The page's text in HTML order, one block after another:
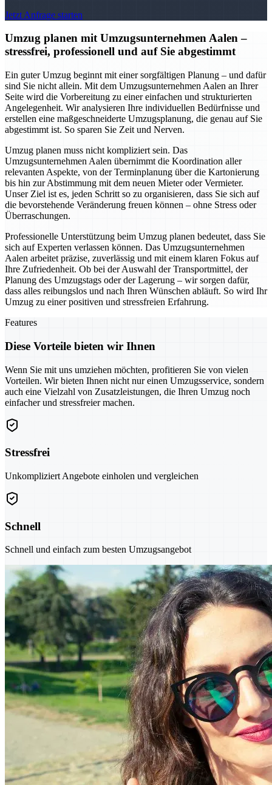
Jetzt Anfrage starten
Umzug planen mit Umzugsunternehmen Aalen –
stressfrei, professionell und auf Sie abgestimmt
Ein guter Umzug beginnt mit einer sorgfältigen Planung – und dafür
sind Sie nicht allein. Mit dem Umzugsunternehmen Aalen an Ihrer
Seite wird die Vorbereitung zu einer einfachen und strukturierten
Angelegenheit. Wir analysieren Ihre individuellen Bedürfnisse und
erstellen eine maßgeschneiderte Umzugsplanung, die genau auf Sie
abgestimmt ist. So sparen Sie Zeit und Nerven.
Umzug planen muss nicht kompliziert sein. Das
Umzugsunternehmen Aalen übernimmt die Koordination aller
relevanten Aspekte, von der Terminplanung über die Kartonierung
bis hin zur Abstimmung mit dem neuen Mieter oder Vermieter.
Unser Ziel ist es, jeden Schritt so zu organisieren, dass Sie sich auf
die bevorstehende Veränderung freuen können – ohne Stress oder
Überraschungen.
Professionelle Unterstützung beim Umzug planen bedeutet, dass Sie
sich auf Experten verlassen können. Das Umzugsunternehmen
Aalen arbeitet präzise, zuverlässig und mit einem klaren Fokus auf
Ihre Zufriedenheit. Ob bei der Auswahl der Transportmittel, der
Planung des Umzugstags oder der Lagerung – wir sorgen dafür,
dass alles reibungslos und nach Ihren Wünschen abläuft. So wird Ihr
Umzug zu einer positiven und stressfreien Erfahrung.
Features
Diese Vorteile bieten wir Ihnen
Wenn Sie mit uns umziehen möchten, profitieren Sie von vielen
Vorteilen. Wir bieten Ihnen nicht nur einen Umzugsservice, sondern
auch eine Vielzahl von Zusatzleistungen, die Ihren Umzug noch
einfacher und stressfreier machen.
Stressfrei
Unkompliziert Angebote einholen und vergleichen
Schnell
Schnell und einfach zum besten Umzugsangebot